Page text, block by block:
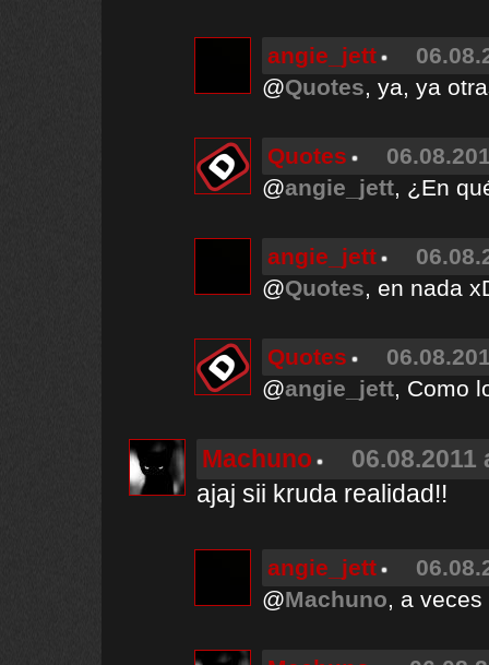
angie_jett
@Quotes, ya, ya
Quotes
@angie_jett, ¿En
angie_jett
@Quotes, en nada
Quotes
@angie_jett, Como
Machuno
06.08.2011
ajaj sii kruda realidad!!
angie_jett
@Machuno, a